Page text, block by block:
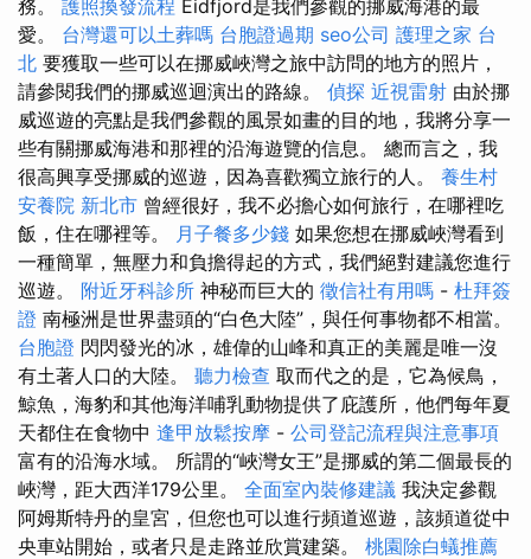
務。 護照換發流程 Eidfjord是我們參觀的挪威海港的最
愛。 台灣還可以土葬嗎 台胞證過期 seo公司 護理之家 台
北 要獲取一些可以在挪威峽灣之旅中訪問的地方的照片，
請參閱我們的挪威巡迴演出的路線。 偵探 近視雷射 由於挪
威巡遊的亮點是我們參觀的風景如畫的目的地，我將分享一
些有關挪威海港和那裡的沿海遊覽的信息。 總而言之，我
很高興享受挪威的巡遊，因為喜歡獨立旅行的人。 養生村
安養院 新北市 曾經很好，我不必擔心如何旅行，在哪裡吃
飯，住在哪裡等。 月子餐多少錢 如果您想在挪威峽灣看到
一種簡單，無壓力和負擔得起的方式，我們絕對建議您進行
巡遊。 附近牙科診所 神秘而巨大的 徵信社有用嗎 - 杜拜簽
證 南極洲是世界盡頭的“白色大陸”，與任何事物都不相當。
台胞證 閃閃發光的冰，雄偉的山峰和真正的美麗是唯一沒
有土著人口的大陸。 聽力檢查 取而代之的是，它為候鳥，
鯨魚，海豹和其他海洋哺乳動物提供了庇護所，他們每年夏
天都住在食物中 逢甲放鬆按摩 - 公司登記流程與注意事項
富有的沿海水域。 所謂的“峽灣女王”是挪威的第二個最長的
峽灣，距大西洋179公里。 全面室內裝修建議 我決定參觀
阿姆斯特丹的皇宮，但您也可以進行頻道巡遊，該頻道從中
央車站開始，或者只是走路並欣賞建築。 桃園除白蟻推薦